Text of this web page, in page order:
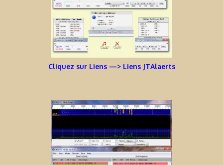
Cliquez sur Liens —> Liens JTAlaerts